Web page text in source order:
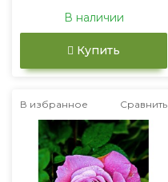
В наличии
Купить
В избранное Сравнить